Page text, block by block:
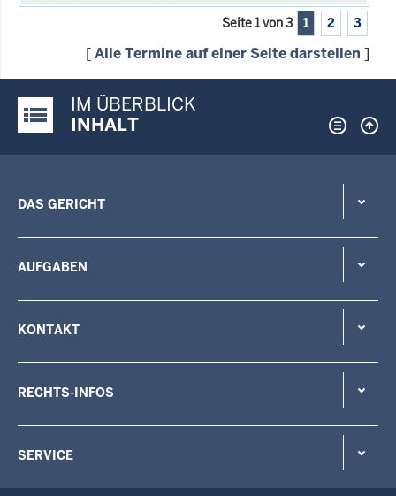
Seite 1 von 3 1 2 3
[Alle Termine auf einer Seite darstellen ]
Justiz-Portal im Überblick:
IM ÜBERBLICK
INHALT
DAS GERICHT
AUFGABEN
KONTAKT
RECHTS-INFOS
SERVICE